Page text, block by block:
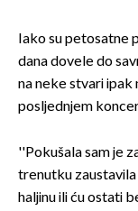
Iako su petosatne
dana dovele do
na neke stvari ipak
posljednjem
''Pokušala sam je
trenutku
haljinu ili ću ostati